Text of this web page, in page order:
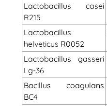
Lactobacillus casei
R215
Lactobacillus
helveticus R0052
Lactobacillus gasseri
Lg-36
Bacillus coagulans
BC4